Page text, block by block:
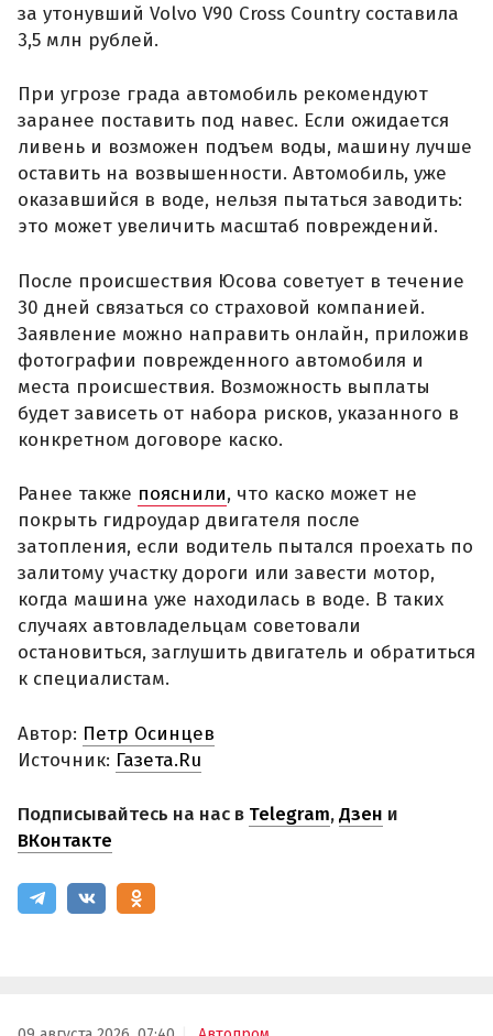
за утонувший Volvo V90 Cross Country составила
3,5 млн рублей.
При угрозе града автомобиль рекомендуют
заранее поставить под навес. Если ожидается
ливень и возможен подъем воды, машину лучше
оставить на возвышенности. Автомобиль, уже
оказавшийся в воде, нельзя пытаться заводить:
это может увеличить масштаб повреждений.
После происшествия Юсова советует в течение
30 дней связаться со страховой компанией.
Заявление можно направить онлайн, приложив
фотографии поврежденного автомобиля и
места происшествия. Возможность выплаты
будет зависеть от набора рисков, указанного в
конкретном договоре каско.
Ранее также пояснили, что каско может не
покрыть гидроудар двигателя после
затопления, если водитель пытался проехать по
залитому участку дороги или завести мотор,
когда машина уже находилась в воде. В таких
случаях автовладельцам советовали
остановиться, заглушить двигатель и обратиться
к специалистам.
Автор: Петр Осинцев
Источник: Газета.Ru
Подписывайтесь на нас в Telegram,Дзен и
ВКонтакте